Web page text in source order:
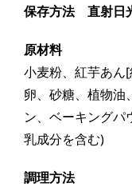
保存方法 直射日
原材料
小麦粉、紅芋あん
卵、砂糖、植物油
ン、ベーキングパ
乳成分を含む)
調理方法